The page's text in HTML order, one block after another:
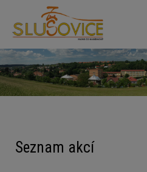
Seznam akcí